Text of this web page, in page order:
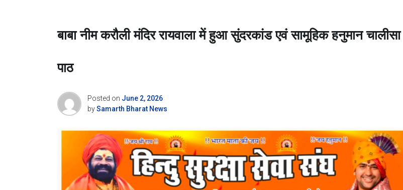
बाबा नीम करौली मंदिर रायवाला में हुआ सुंदरकांड एवं सामूहिक हनुमान चालीसा
पाठ
Posted on June 2, 2026
bySamarth Bharat News